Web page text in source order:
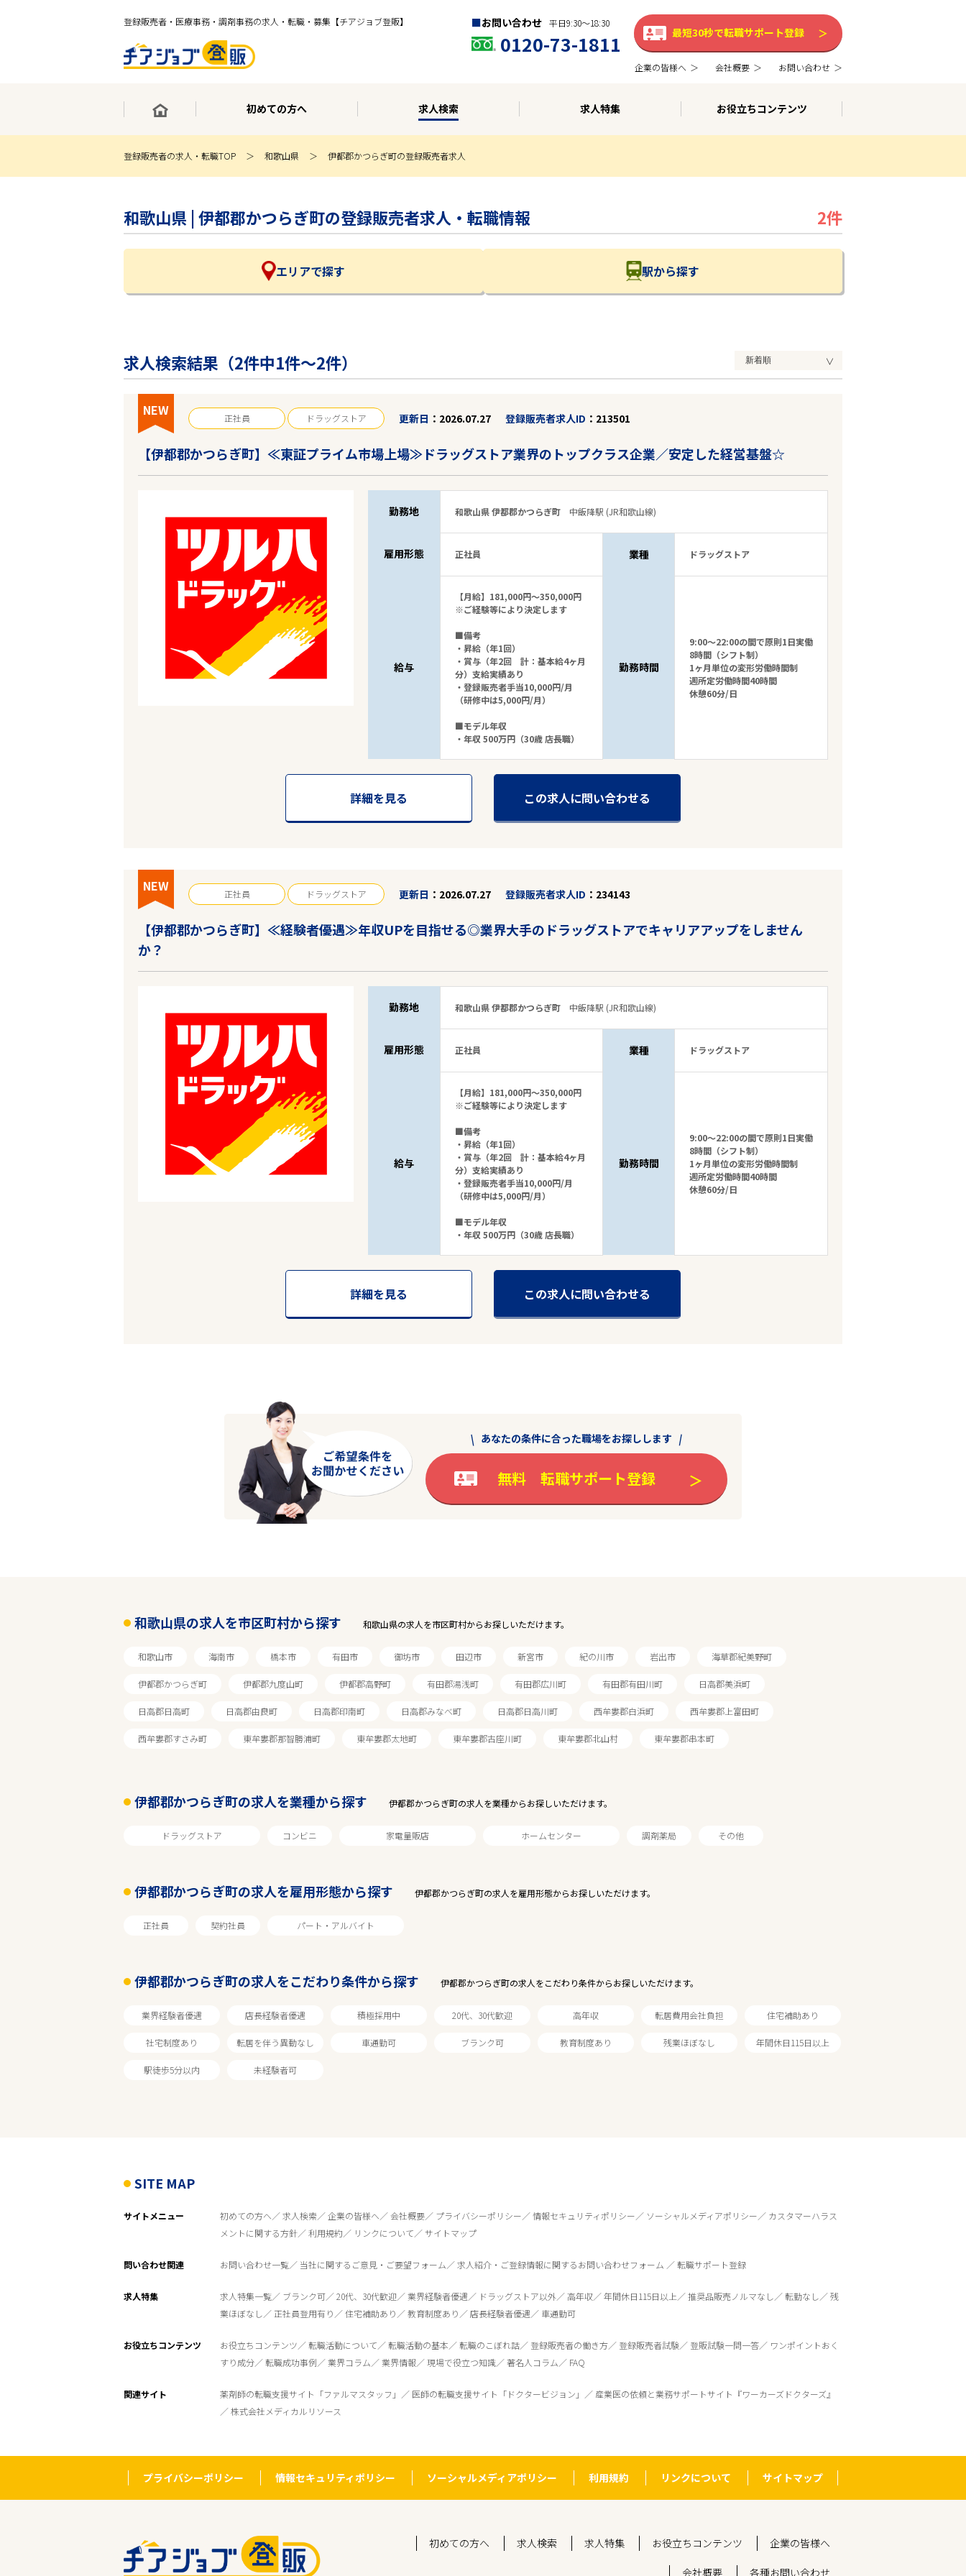
登録販売者・医療事務・調剤事務の求人・転職・募集【チアジョブ登販】 お問い合わせ 平日9:30〜18:30
0120-73-1811 最短30秒で転職サポート登録
企業の皆様へ 会社概要 お問い合わせ
初めての方へ 求人検索 求人特集 お役立ちコンテンツ
登録販売者の求人・転職TOP 和歌山県 伊都郡かつらぎ町の登録販売者求人
和歌山県 | 伊都郡かつらぎ町の登録販売者求人・転職情報 2件
エリアで探す 駅から探す
エリアで探す
業種
求人検索結果（2件中1件～2件）
NEW 正社員 ドラッグストア 更新日 2026.07.27 登録販売者求人ID 213501
【伊都郡かつらぎ町】≪東証プライム市場上場≫ドラッグストア業界のトップクラス企業／安定した経営基盤☆
勤務地 和歌山県 伊都郡かつらぎ町 中飯降駅 (JR和歌山線)
雇用形態 正社員 業種 ドラッグストア
給与
【月給】181,000円～350,000円
※ご経験等により決定します
■備考
・昇給（年1回）
・賞与（年2回 計：基本給4ヶ月
分）支給実績あり
・登録販売者手当10,000円/月
（研修中は5,000円/月）
■モデル年収
・年収 500万円（30歳 店長職）
勤務時間
9:00～22:00の間で原則1日実働
8時間（シフト制）
1ヶ月単位の変形労働時間制
週所定労働時間40時間
休憩60分/日
詳細を見る この求人に問い合わせる
NEW 正社員 ドラッグストア 更新日 2026.07.27 登録販売者求人ID 234143
【伊都郡かつらぎ町】≪経験者優遇≫年収UPを目指せる◎業界大手のドラッグストアでキャリアアップをしません
か？
勤務地 和歌山県 伊都郡かつらぎ町 中飯降駅 (JR和歌山線)
雇用形態 正社員 業種 ドラッグストア
給与
【月給】181,000円～350,000円
※ご経験等により決定します
■備考
・昇給（年1回）
・賞与（年2回 計：基本給4ヶ月
分）支給実績あり
・登録販売者手当10,000円/月
（研修中は5,000円/月）
■モデル年収
・年収 500万円（30歳 店長職）
勤務時間
9:00～22:00の間で原則1日実働
8時間（シフト制）
1ヶ月単位の変形労働時間制
週所定労働時間40時間
休憩60分/日
詳細を見る この求人に問い合わせる
あなたの条件に合った職場をお探しします
無料 転職サポート登録
和歌山県の求人を市区町村から探す 和歌山県の求人を市区町村からお探しいただけます。
和歌山市 海南市 橋本市 有田市 御坊市 田辺市 新宮市 紀の川市 岩出市 海草郡紀美野町
伊都郡かつらぎ町 伊都郡九度山町 伊都郡高野町 有田郡湯浅町 有田郡広川町 有田郡有田川町 日高郡美浜町
日高郡日高町 日高郡由良町 日高郡印南町 日高郡みなべ町 日高郡日高川町 西牟婁郡白浜町 西牟婁郡上富田町
西牟婁郡すさみ町 東牟婁郡那智勝浦町 東牟婁郡太地町 東牟婁郡古座川町 東牟婁郡北山村 東牟婁郡串本町
伊都郡かつらぎ町の求人を業種から探す 伊都郡かつらぎ町の求人を業種からお探しいただけます。
ドラッグストア コンビニ 家電量販店 ホームセンター 調剤薬局 その他
伊都郡かつらぎ町の求人を雇用形態から探す 伊都郡かつらぎ町の求人を雇用形態からお探しいただけます。
正社員 契約社員 パート・アルバイト
伊都郡かつらぎ町の求人をこだわり条件から探す 伊都郡かつらぎ町の求人をこだわり条件からお探しいただけます。
業界経験者優遇 店長経験者優遇 積極採用中 20代、30代歓迎 高年収 転居費用会社負担 住宅補助あり
社宅制度あり 転居を伴う異動なし 車通勤可 ブランク可 教育制度あり 残業ほぼなし 年間休日115日以上
駅徒歩5分以内 未経験者可
SITE MAP
サイトメニュー 初めての方へ 求人検索 企業の皆様へ 会社概要 プライバシーポリシー 情報セキュリティポリシー ソーシャルメディアポリシー
カスタマーハラス
メントに関する方針
利用規約 リンクについて サイトマップ
問い合わせ関連 お問い合わせ一覧 当社に関するご意見・ご要望フォーム 求人紹介・ご登録情報に関するお問い合わせフォーム 転職サポート登録
求人特集 求人特集一覧 ブランク可 20代、30代歓迎 業界経験者優遇 ドラッグストア以外 高年収 年間休日115日以上 推奨品販売ノルマなし 転勤なし
残
業ほぼなし
正社員登用有り 住宅補助あり 教育制度あり 店長経験者優遇 車通勤可
お役立ちコンテンツ お役立ちコンテンツ 転職活動について 転職活動の基本 転職のこぼれ話 登録販売者の働き方 登録販売者試験 登販試験一問一答
ワンポイントおく
すり成分
転職成功事例 業界コラム 業界情報 現場で役立つ知識 著名人コラム FAQ
関連サイト 薬剤師の転職支援サイト「ファルマスタッフ」 医師の転職支援サイト「ドクタービジョン」
産業医の依頼と業務サポートサイト『ワーカーズドクターズ』
株式会社メディカルリソース
プライバシーポリシー 情報セキュリティポリシー ソーシャルメディアポリシー 利用規約 リンクについて サイトマップ
初めての方へ 求人検索 求人特集 お役立ちコンテンツ 企業の皆様へ
会社概要 各種お問い合わせ